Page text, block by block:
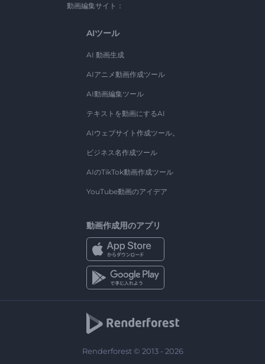
動画編集サイト：
AIツール
AI 動画生成
AIアニメ動画作成ツール
AI動画編集ツール
テキストを動画にするAI
AIウェブサイト作成ツール。
ビジネス名作成ツール
AIのTikTok動画作成ツール
YouTube動画のアイデア
動画作成用のアプリ
Renderforest © 2013 - 2026